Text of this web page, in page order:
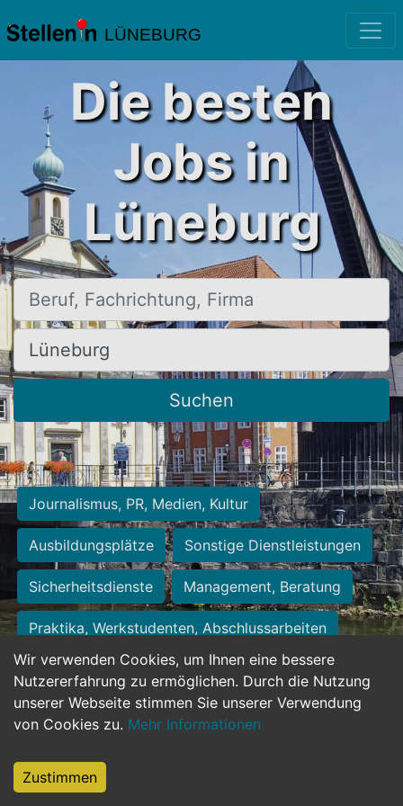
LÜNEBURG
Wir verwenden Cookies, um Ihnen eine bessere
Nutzererfahrung zu ermöglichen. Durch die Nutzung
unserer Webseite stimmen Sie unserer Verwendung
von Cookies zu. Mehr Informationen
Zustimmen
Die besten
Jobs in
Lüneburg
Beruf, Fachrichtung, Firma
Ort, Stadt
Suchen
Journalismus, PR, Medien, Kultur
Ausbildungsplätze Sonstige Dienstleistungen
Sicherheitsdienste Management, Beratung
Praktika, Werkstudenten, Abschlussarbeiten
Personalwesen Assistenz, Sekretariat
Hilfskräfte, Aushilfs- und Nebenjobs
Weiterbildung, Studium, duale Ausbildung